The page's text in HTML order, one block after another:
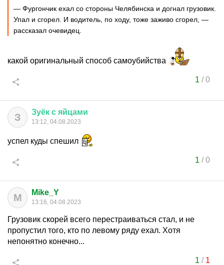
— Фургончик ехал со стороны Челябинска и догнал грузовик.
Упал и сгорел. И водитель, по ходу, тоже заживо сгорел, —
рассказал очевидец.
какой оригинальный способ самоубийства
1 /0
З Зуёк с яйцами
13:12, 04.08.2023
успел куды спешил
1 /0
M Mike_Y
13:16, 04.08.2023
Грузовик скорей всего перестраиваться стал, и не
пропустил того, кто по левому ряду ехал. Хотя
непонятно конечно...
1 / 1